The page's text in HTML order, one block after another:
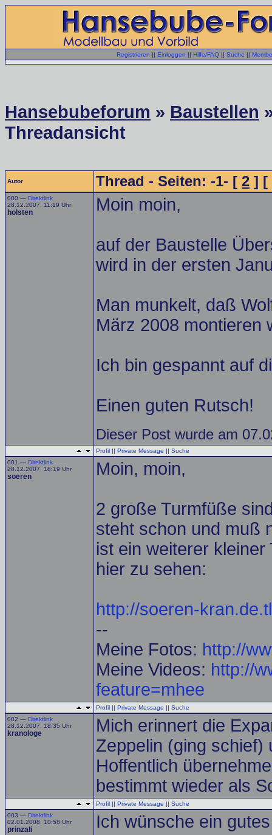
Registrieren || Einloggen || Hilfe/FAQ || Suche ||
Hansebubeforum » Baustellen
Threadansicht
Autor Thread - Seiten: -1- [ 2 ] [
000 — Direktlink
28.12.2007, 11:19 Uhr
holsten Moin moin,
auf der Baustelle
wird in der ersten
Man munkelt, daß
März 2008 montieren
Ich bin gespannt auf
Einen guten Rutsch!
Dieser Post wurde am
Profil || Private Message || Suche
001 — Direktlink
28.12.2007, 18:19 Uhr
soeren Moin, moin,
2 große Turmfüße
steht schon und muß
ist ein weiterer
hier zu sehen:
http://soeren-
--
Meine Fotos: http://
Meine Videos: http://
feature=mhee
Profil || Private Message || Suche
002 — Direktlink
28.12.2007, 18:35 Uhr
kranologe
Mich erinnert die
Zeppelin (ging schief)
Hoffentlich
bestimmt wieder als
Profil || Private Message || Suche
003 — Direktlink
02.01.2008, 10:58 Uhr
prinzali Ich wünsche ein